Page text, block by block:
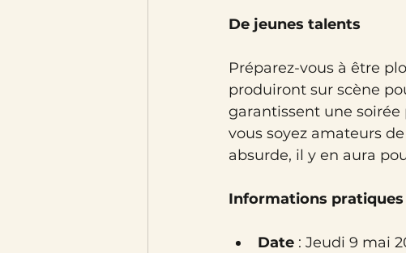
De jeunes talents
Préparez-vous à être
produiront sur scène
garantissent une
vous soyez amateurs
absurde, il y en aura
Informations pratiques
Date : Jeudi 9 mai